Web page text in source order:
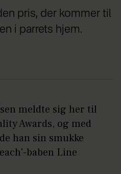
pris, der kommer til
i parrets hjem.
meldte sig her til
Awards, og med
han sin smukke
baben Line